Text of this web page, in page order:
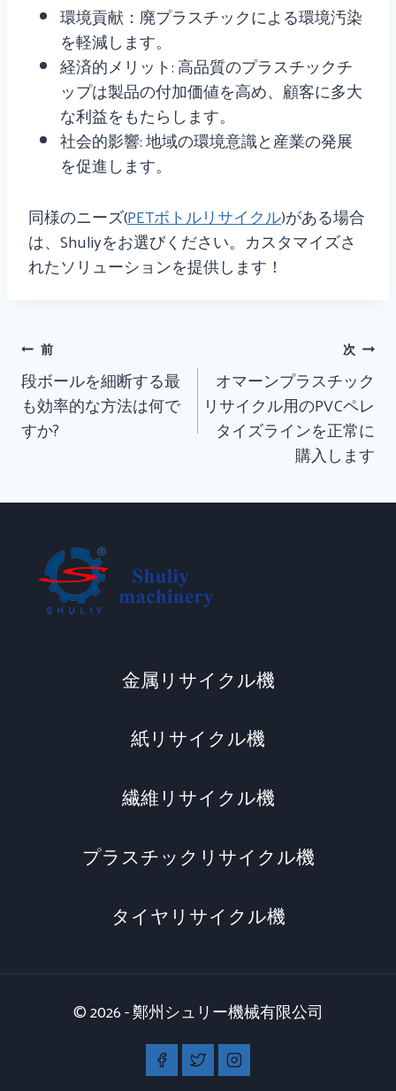
環境貢献：廃プラスチックによる環境汚染
を軽減します。
経済的メリット: 高品質のプラスチックチ
ップは製品の付加価値を高め、顧客に多大
な利益をもたらします。
社会的影響: 地域の環境意識と産業の発展
を促進します。
同様のニーズ(PETボトルリサイクル)がある場合
は、Shuliyをお選びください。カスタマイズさ
れたソリューションを提供します！
投
稿
ナ
ビ
ー
ョ
前
段ボールを細断する最
も効率的な方法は何で
すか?
次
オマーンプラスチック
リサイクル用のPVCペレ
タイズラインを正常に
購入します
金属リサイクル機
紙リサイクル機
繊維リサイクル機
プラスチックリサイクル機
タイヤリサイクル機
© 2026 - 鄭州シュリー機械有限公司